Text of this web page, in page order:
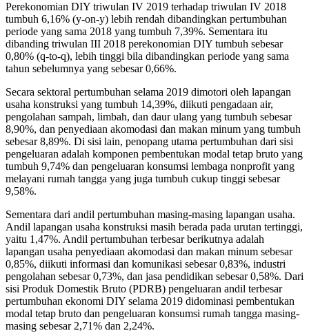
Perekonomian DIY triwulan IV 2019 terhadap triwulan IV 2018
tumbuh 6,16% (y-on-y) lebih rendah dibandingkan pertumbuhan
periode yang sama 2018 yang tumbuh 7,39%. Sementara itu
dibanding triwulan III 2018 perekonomian DIY tumbuh sebesar
0,80% (q-to-q), lebih tinggi bila dibandingkan periode yang sama
tahun sebelumnya yang sebesar 0,66%.
Secara sektoral pertumbuhan selama 2019 dimotori oleh lapangan
usaha konstruksi yang tumbuh 14,39%, diikuti pengadaan air,
pengolahan sampah, limbah, dan daur ulang yang tumbuh sebesar
8,90%, dan penyediaan akomodasi dan makan minum yang tumbuh
sebesar 8,89%. Di sisi lain, penopang utama pertumbuhan dari sisi
pengeluaran adalah komponen pembentukan modal tetap bruto yang
tumbuh 9,74% dan pengeluaran konsumsi lembaga nonprofit yang
melayani rumah tangga yang juga tumbuh cukup tinggi sebesar
9,58%.
Sementara dari andil pertumbuhan masing-masing lapangan usaha.
Andil lapangan usaha konstruksi masih berada pada urutan tertinggi,
yaitu 1,47%. Andil pertumbuhan terbesar berikutnya adalah
lapangan usaha penyediaan akomodasi dan makan minum sebesar
0,85%, diikuti informasi dan komunikasi sebesar 0,83%, industri
pengolahan sebesar 0,73%, dan jasa pendidikan sebesar 0,58%. Dari
sisi Produk Domestik Bruto (PDRB) pengeluaran andil terbesar
pertumbuhan ekonomi DIY selama 2019 didominasi pembentukan
modal tetap bruto dan pengeluaran konsumsi rumah tangga masing-
masing sebesar 2,71% dan 2,24%.